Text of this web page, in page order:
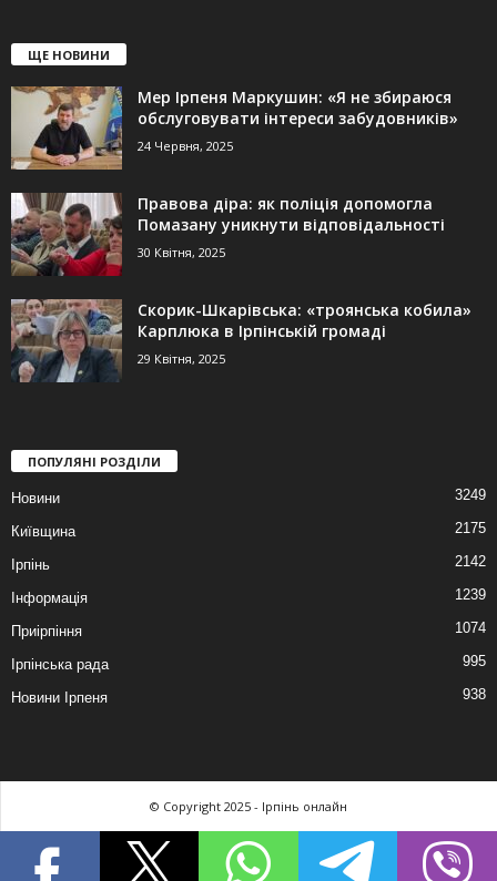
ЩЕ НОВИНИ
Мер Ірпеня Маркушин: «Я не збираюся
обслуговувати інтереси забудовників»
24 Червня, 2025
Правова діра: як поліція допомогла
Помазану уникнути відповідальності
30 Квітня, 2025
Скорик-Шкарівська: «троянська кобила»
Карплюка в Ірпінській громаді
29 Квітня, 2025
ПОПУЛЯНІ РОЗДІЛИ
Новини 3249
Київщина 2175
Ірпінь 2142
Інформація 1239
Приірпіння 1074
Ірпінська рада 995
Новини Ірпеня 938
© Copyright 2025 - Ірпінь онлайн